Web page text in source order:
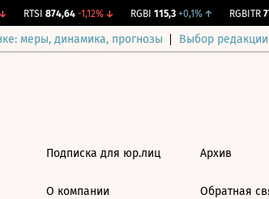
RTSI 874,64 -1,12%↓ RGBI 115,3 +0,1%↑ RGBITR
меры, динамика, прогнозы Выбор редакции
Подписка для юр.лиц
О компании
Архив
Обратная